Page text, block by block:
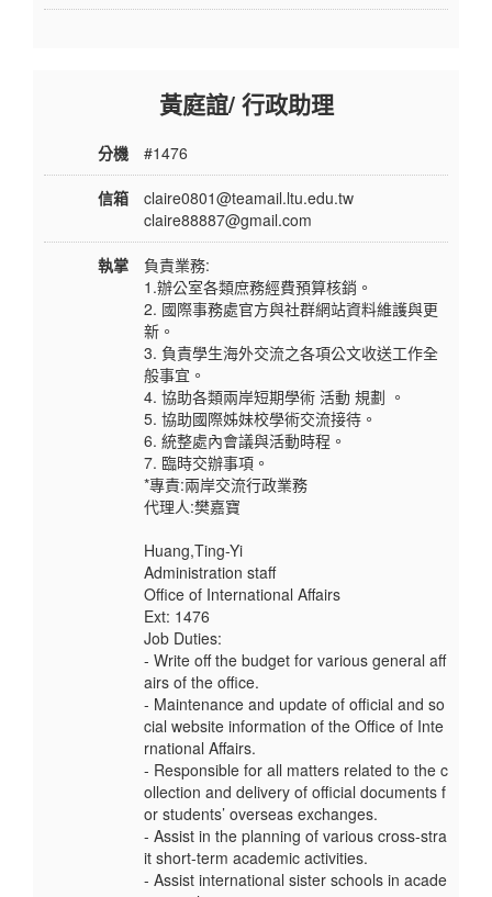
黃庭誼/ 行政助理
分機 #1476
信箱
claire0801@teamail.ltu.edu.tw
claire88887@gmail.com
執掌
負責業務:
1.辦公室各類庶務經費預算核銷。
2. 國際事務處官方與社群網站資料維護與更
新。
3. 負責學生海外交流之各項公文收送工作全
般事宜。
4. 協助各類兩岸短期學術 活動 規劃 。
5. 協助國際姊妹校學術交流接待。
6. 統整處內會議與活動時程。
7. 臨時交辦事項。
*專責:兩岸交流行政業務
代理人:樊嘉寶
Huang,Ting-Yi
Administration staff
Office of International Affairs
Ext: 1476
Job Duties:
- Write off the budget for various general aff
airs of the office.
- Maintenance and update of official and so
cial website information of the Office of Inte
rnational Affairs.
- Responsible for all matters related to the c
ollection and delivery of official documents f
or students’ overseas exchanges.
- Assist in the planning of various cross-stra
it short-term academic activities.
- Assist international sister schools in acade